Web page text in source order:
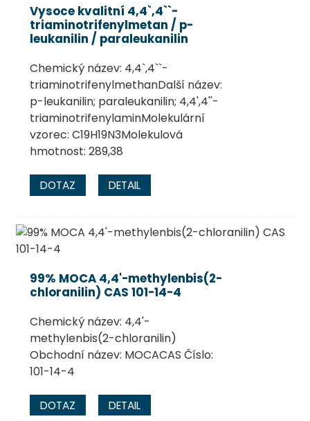
Vysoce kvalitní 4,4`,4``-
triaminotrifenylmetan / p-
leukanilin / paraleukanilin
Chemický název: 4,4`,4``-
triaminotrifenylmethanDalší název:
p-leukanilin; paraleukanilin; 4,4',4''-
triaminotrifenylaminMolekulární
vzorec: C19H19N3Molekulová
hmotnost: 289,38
DOTAZ DETAIL
99% MOCA 4,4'-methylenbis(2-
chloranilin) ​​CAS 101-14-4
Chemický název: 4,4'-
methylenbis(2-chloranilin) ​​
Obchodní název: MOCACAS Číslo:
101-14-4
DOTAZ DETAIL